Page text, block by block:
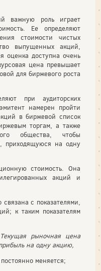
важную роль играет
Ее определяют
стоимости чистых
выпущенных ак­ций,
оценка доступна очень
цена превышает
для биржевого роста
при аудиторских
намерен пройти
в биржевой список
торгам, а также
общества, чтобы
приходящуюся на одну
стоимость. Она
акций и
с показателями,
к таким показателям
рыночная цена
на одну акцию,
меняется;